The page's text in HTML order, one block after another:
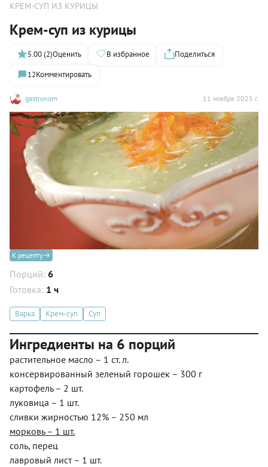
КРЕМ-СУП ИЗ КУРИЦЫ
Крем-суп из курицы
gastronom 11 ноября 2025 г.
5.00 (2)Оценить В избранное
Поделиться
12Комментировать
К рецепту
Порций: 6
Готовка: 1 ч
Варка Крем-суп Суп
Ингредиенты на 6 порций
растительное масло – 1 ст. л.
консервированный зеленый горошек – 300 г
картофель – 2 шт.
луковица – 1 шт.
сливки жирностью 12% – 250 мл
морковь – 1 шт.
соль, перец
лавровый лист – 1 шт.